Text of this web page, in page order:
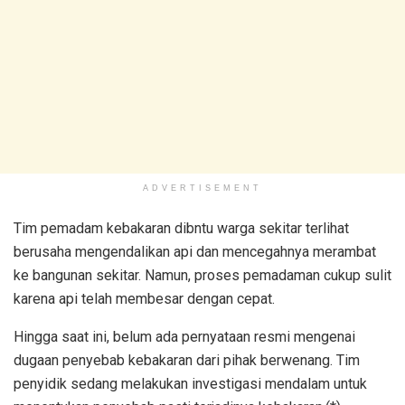
ADVERTISEMENT
Tim pemadam kebakaran dibntu warga sekitar terlihat
berusaha mengendalikan api dan mencegahnya merambat
ke bangunan sekitar. Namun, proses pemadaman cukup sulit
karena api telah membesar dengan cepat.
Hingga saat ini, belum ada pernyataan resmi mengenai
dugaan penyebab kebakaran dari pihak berwenang. Tim
penyidik sedang melakukan investigasi mendalam untuk